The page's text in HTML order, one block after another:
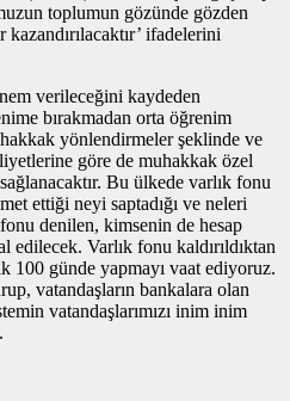
toplumun gözünde gözden
ifadelerini
verileceğini kaydeden
bırakmadan orta öğrenim
yönlendirmeler şeklinde ve
göre de muhakkak özel
Bu ülkede varlık fonu
ettiği neyi saptadığı ve neleri
denilen, kimsenin de hesap
edilecek. Varlık fonu kaldırıldıktan
100 günde yapmayı vaat ediyoruz.
vatandaşların bankalara olan
vatandaşlarımızı inim inim